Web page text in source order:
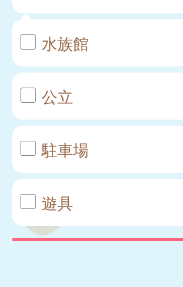
水族館
公立
駐車場
遊具